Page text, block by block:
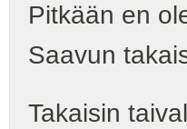
Pitkään en
Saavun
Takaisin